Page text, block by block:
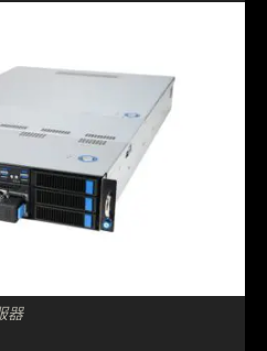
器